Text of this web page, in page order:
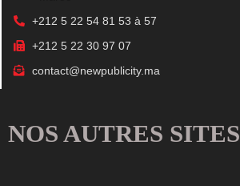
+212 5 22 54 81 53 à 57
+212 5 22 30 97 07
contact@newpublicity.ma
NOS AUTRES SITES